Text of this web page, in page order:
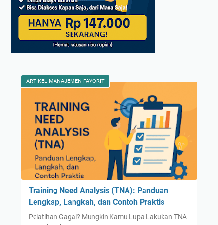
ARTIKEL MANAJEMEN FAVORIT
Training Need Analysis (TNA): Panduan
Lengkap, Langkah, dan Contoh Praktis
Pelatihan Gagal? Mungkin Kamu Lupa Lakukan TNA